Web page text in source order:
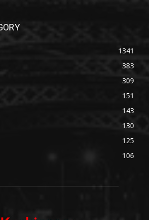
1341
383
309
151
143
130
125
106